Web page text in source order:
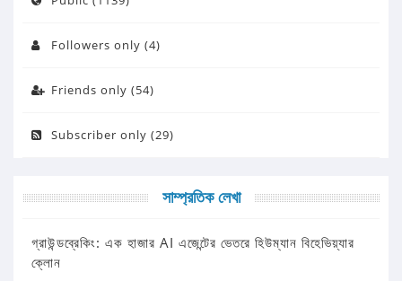
Followers only (4)
Friends only (54)
Subscriber only (29)
সাম্প্রতিক লেখা
গ্রাউন্ডব্রেকিং: এক হাজার AI এজেন্টের ভেতরে হিউম্যান বিহেভিয়্যার
ক্লোন